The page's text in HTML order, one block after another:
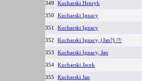
349
Kucharski Henryk
350 Kucharski Ignacy
351 Kucharski Ignacy
352 Kucharski Ignacy, (Jan?) /?/
353
Kucharski Ignacy, Jan
354
Kucharski Jacek
355 Kucharski Jan